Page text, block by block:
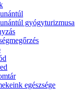
gyógyturizmusa
egészsége